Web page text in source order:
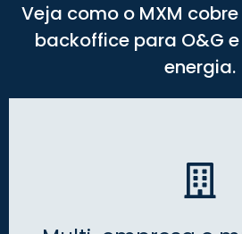
Veja como o MXM
backoffice para O&G
energia.
Gerencie múltiplas empresas
SPEs e